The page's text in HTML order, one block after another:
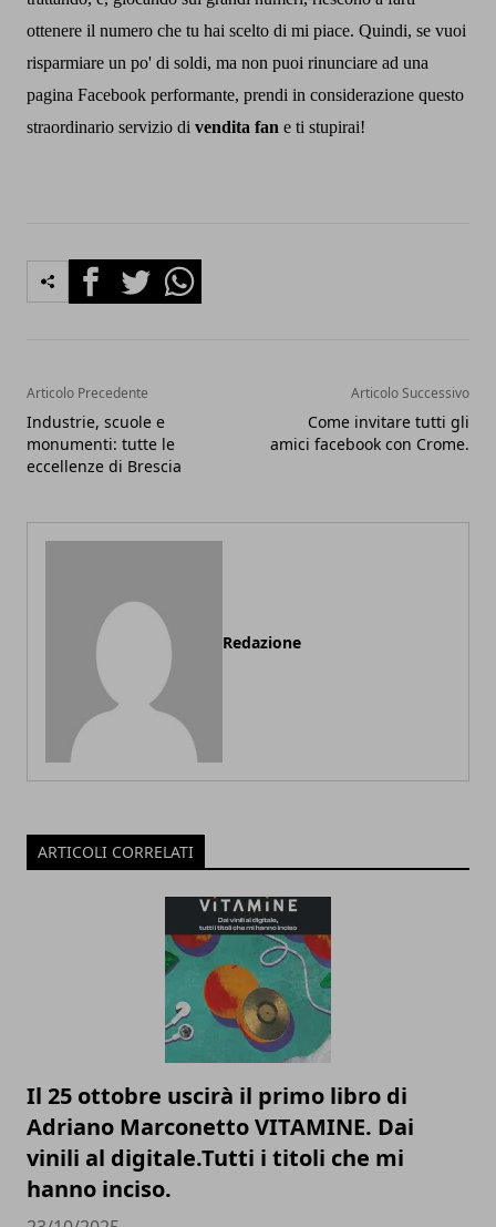
ottenere il numero che tu hai scelto di mi piace. Quindi, se vuoi
risparmiare un po' di soldi, ma non puoi rinunciare ad una
pagina Facebook performante, prendi in considerazione questo
straordinario servizio di vendita fan e ti stupirai!
FacebookTwitterWhatsapp
Articolo Precedente
Industrie, scuole e
monumenti: tutte le
eccellenze di Brescia
Articolo Successivo
Come invitare tutti gli
amici facebook con Crome.
Redazione
ARTICOLI CORRELATI
Il 25 ottobre uscirà il primo libro di
Adriano Marconetto VITAMINE. Dai
vinili al digitale.Tutti i titoli che mi
hanno inciso.